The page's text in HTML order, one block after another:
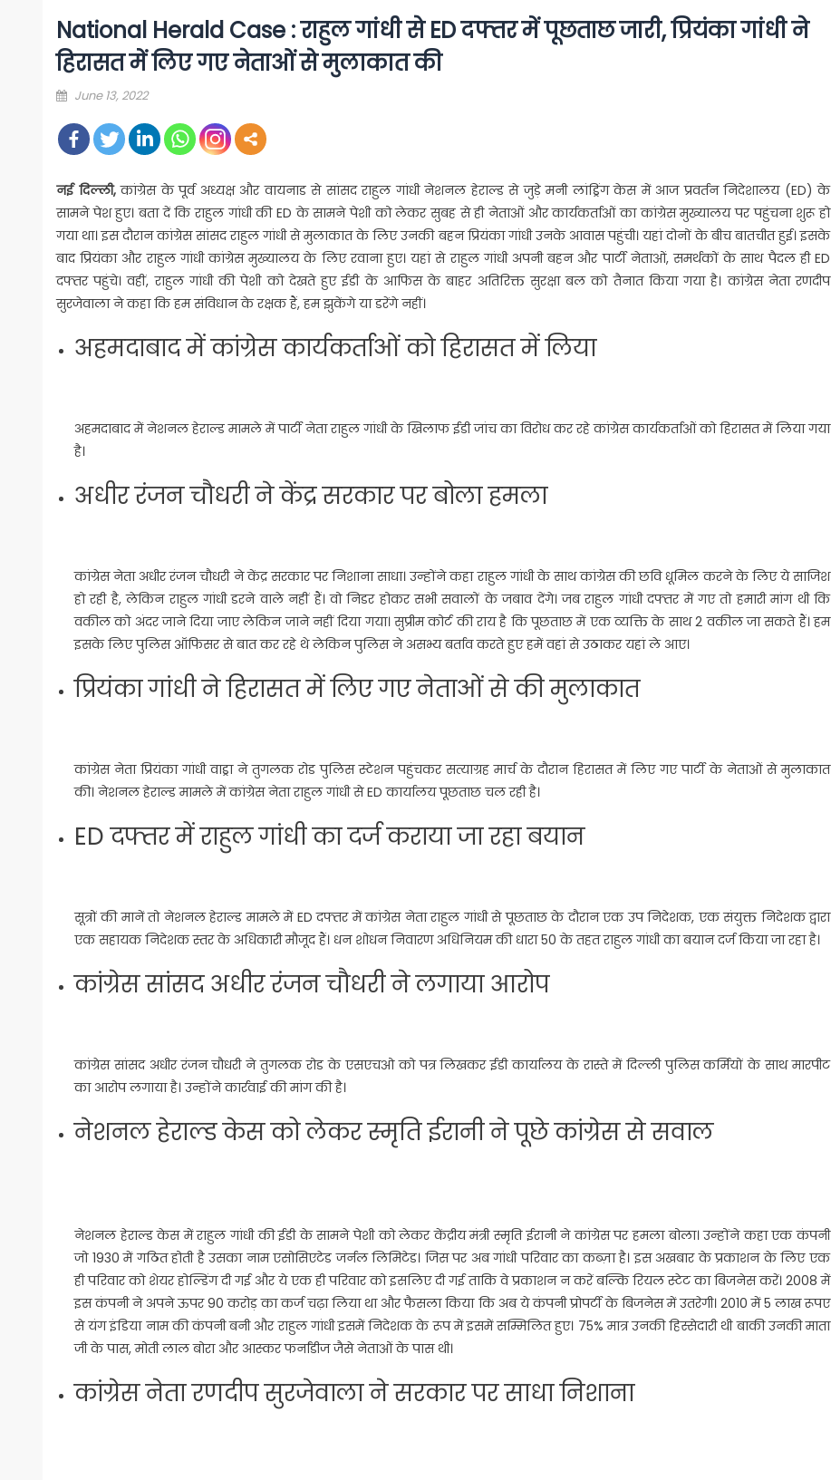
National Herald Case : राहुल गांधी से ED दफ्तर में पूछताछ जारी, प्रियंका गांधी ने
हिरासत में लिए गए नेताओं से मुलाकात की
Posted
June 13, 2022
नई दिल्ली,कांग्रेस के पूर्व अध्यक्ष और वायनाड से सांसद राहुल गांधी नेशनल हेराल्ड से जुड़े मनी लांड्रिंग केस में आज प्रवर्तन निदेशालय (ED) के
सामने पेश हुए। बता दें कि राहुल गांधी की ED के सामने पेशी को लेकर सुबह से ही नेताओं और कार्यकर्ताओं का कांग्रेस मुख्यालय पर पहुंचना शुरू हो
गया था। इस दौरान कांग्रेस सांसद राहुल गांधी से मुलाकात के लिए उनकी बहन प्रियंका गांधी उनके आवास पहुंची। यहां दोनों के बीच बातचीत हुई। इसके
बाद प्रियंका और राहुल गांधी कांग्रेस मुख्यालय के लिए रवाना हुए। यहां से राहुल गांधी अपनी बहन और पार्टी नेताओं, समर्थकों के साथ पैदल ही ED
दफ्तर पहुंचे। वहीं, राहुल गांधी की पेशी को देखते हुए ईडी के आफिस के बाहर अतिरिक्त सुरक्षा बल को तैनात किया गया है। कांग्रेस नेता रणदीप
सुरजेवाला ने कहा कि हम संविधान के रक्षक हैं, हम झुकेंगे या डरेंगे नहीं।
अहमदाबाद में कांग्रेस कार्यकर्ताओं को हिरासत में लिया
अहमदाबाद में नेशनल हेराल्ड मामले में पार्टी नेता राहुल गांधी के खिलाफ ईडी जांच का विरोध कर रहे कांग्रेस कार्यकर्ताओं को हिरासत में लिया गया
है।
अधीर रंजन चौधरी ने केंद्र सरकार पर बोला हमला
कांग्रेस नेता अधीर रंजन चौधरी ने केंद्र सरकार पर निशाना साधा। उन्होंने कहा राहुल गांधी के साथ कांग्रेस की छवि धूमिल करने के लिए ये साजिश
हो रही है, लेकिन राहुल गांधी डरने वाले नहीं हैं। वो निडर होकर सभी सवालों के जबाव देंगे। जब राहुल गांधी दफ्तर में गए तो हमारी मांग थी कि
वकील को अंदर जाने दिया जाए लेकिन जाने नहीं दिया गया। सुप्रीम कोर्ट की राय है कि पूछताछ में एक व्यक्ति के साथ 2 वकील जा सकते हैं। हम
इसके लिए पुलिस ऑफिसर से बात कर रहे थे लेकिन पुलिस ने असभ्य बर्ताव करते हुए हमें वहां से उठाकर यहां ले आए।
प्रियंका गांधी ने हिरासत में लिए गए नेताओं से की मुलाकात
कांग्रेस नेता प्रियंका गांधी वाड्रा ने तुगलक रोड पुलिस स्टेशन पहुंचकर सत्याग्रह मार्च के दौरान हिरासत में लिए गए पार्टी के नेताओं से मुलाकात
की। नेशनल हेराल्ड मामले में कांग्रेस नेता राहुल गांधी से ED कार्यालय पूछताछ चल रही है।
ED दफ्तर में राहुल गांधी का दर्ज कराया जा रहा बयान
सूत्रों की मानें तो नेशनल हेराल्ड मामले में ED दफ्तर में कांग्रेस नेता राहुल गांधी से पूछताछ के दौरान एक उप निदेशक, एक संयुक्त निदेशक द्वारा
एक सहायक निदेशक स्तर के अधिकारी मौजूद हैं। धन शोधन निवारण अधिनियम की धारा 50 के तहत राहुल गांधी का बयान दर्ज किया जा रहा है।
कांग्रेस सांसद अधीर रंजन चौधरी ने लगाया आरोप
कांग्रेस सांसद अधीर रंजन चौधरी ने तुगलक रोड के एसएचओ को पत्र लिखकर ईडी कार्यालय के रास्ते में दिल्ली पुलिस कर्मियों के साथ मारपीट
का आरोप लगाया है। उन्होंने कार्रवाई की मांग की है।
नेशनल हेराल्ड केस को लेकर स्मृति ईरानी ने पूछे कांग्रेस से सवाल
नेशनल हेराल्ड केस में राहुल गांधी की ईडी के सामने पेशी को लेकर केंद्रीय मंत्री स्मृति ईरानी ने कांग्रेस पर हमला बोला। उन्होंने कहा एक कंपनी
जो 1930 में गठित होती है उसका नाम एसोसिएटेड जर्नल लिमिटेड। जिस पर अब गांधी परिवार का कब्ज़ा है। इस अखबार के प्रकाशन के लिए एक
ही परिवार को शेयर होल्डिंग दी गई और ये एक ही परिवार को इसलिए दी गई ताकि वे प्रकाशन न करें बल्कि रियल स्टेट का बिजनेस करें। 2008 में
इस कंपनी ने अपने ऊपर 90 करोड़ का कर्ज चढ़ा लिया था और फैसला किया कि अब ये कंपनी प्रोपर्टी के बिजनेस में उतरेगी। 2010 में 5 लाख रूपए
से यंग इंडिया नाम की कंपनी बनी और राहुल गांधी इसमें निदेशक के रूप में इसमें सम्मिलित हुए। 75% मात्र उनकी हिस्सेदारी थी बाकी उनकी माता
जी के पास, मोती लाल बोरा और आस्कर फर्नांडीज जैसे नेताओं के पास थी।
कांग्रेस नेता रणदीप सुरजेवाला ने सरकार पर साधा निशाना